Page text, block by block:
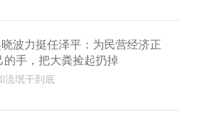
波力挺任泽平：为民营经济正
手，把大粪捡起扔掉
流氓干到底